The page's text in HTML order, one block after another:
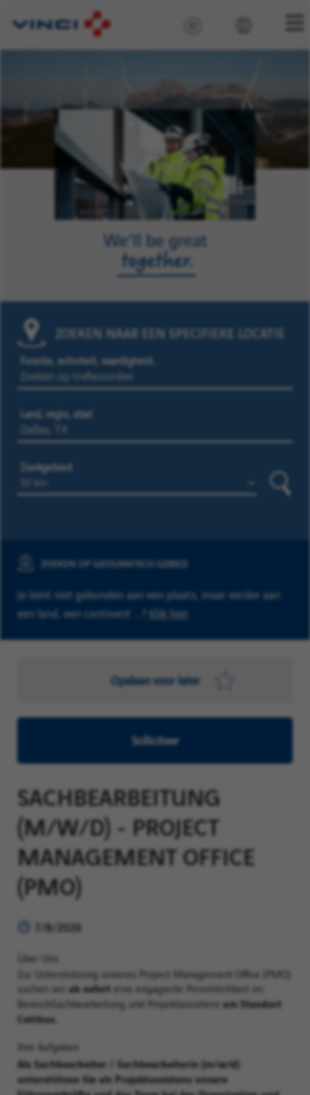
ZOEKEN NAAR EEN SPECIFIEKE LOCATIE
Functie, activiteit, vaardigheid…
Land, regio, stad
Zoekgebied
ZOEKEN OP GEOGRAFISCH GEBIED
Je bent niet gebonden aan een plaats, maar eerder aan
een land, een continent ...? Klik hier
Opslaan voor later
Solliciteer
SACHBEARBEITUNG
(M/W/D) - PROJECT
MANAGEMENT OFFICE
(PMO)
7/8/2026
Über Uns
Zur Unterstützung unseres Project Management Office (PMO)
suchen wir ab sofort eine engagierte Persönlichkeit im
Bereich Sachbearbeitung und Projektassistenz am Standort
Cottbus.
Ihre Aufgaben
Als Sachbearbeiter / Sachbearbeiterin (m/w/d)
unterstützen Sie als Projektassistenz unsere